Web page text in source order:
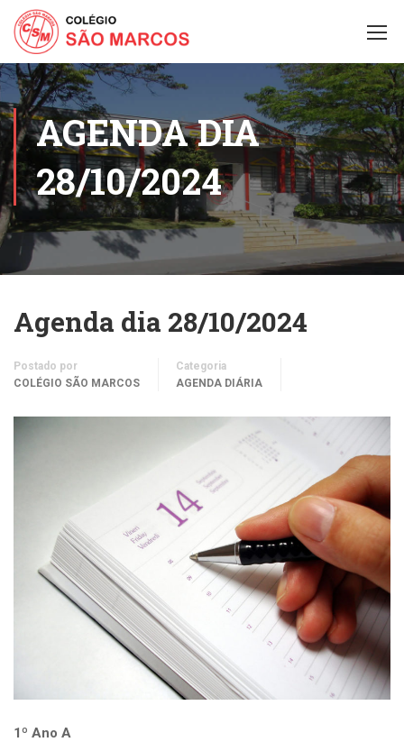
AGENDA DIA
28/10/2024
Agenda dia 28/10/2024
Postado por
COLÉGIO SÃO MARCOS
Categoria
AGENDA DIÁRIA
1º Ano A